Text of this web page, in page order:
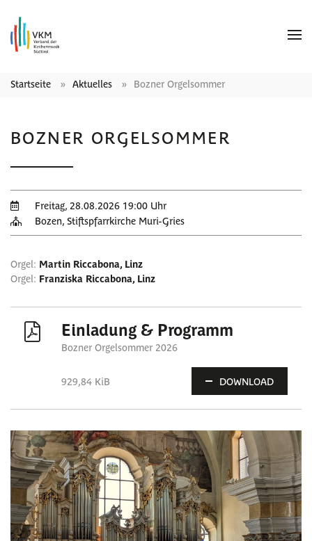
Startseite Aktuelles Bozner Orgelsommer
BOZNER ORGELSOMMER
Freitag, 28.08.2026 19:00 Uhr
Bozen, Stiftspfarrkirche Muri-Gries
Orgel: Martin Riccabona, Linz
Orgel: Franziska Riccabona, Linz
Einladung & Programm
Bozner Orgelsommer 2026
929,84 KiB DOWNLOAD